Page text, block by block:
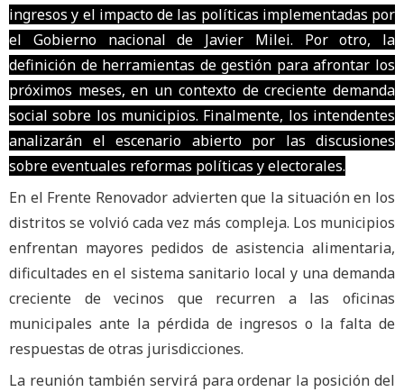
ingresos y el impacto de las políticas implementadas por
el Gobierno nacional de Javier Milei. Por otro, la
definición de herramientas de gestión para afrontar los
próximos meses, en un contexto de creciente demanda
social sobre los municipios. Finalmente, los intendentes
analizarán el escenario abierto por las discusiones
sobre eventuales reformas políticas y electorales.
En el Frente Renovador advierten que la situación en los
distritos se volvió cada vez más compleja. Los municipios
enfrentan mayores pedidos de asistencia alimentaria,
dificultades en el sistema sanitario local y una demanda
creciente de vecinos que recurren a las oficinas
municipales ante la pérdida de ingresos o la falta de
respuestas de otras jurisdicciones.
La reunión también servirá para ordenar la posición del